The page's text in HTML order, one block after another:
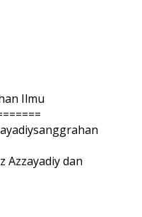
Ilmu
Azzayadiy dan